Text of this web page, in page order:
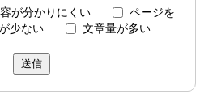
が分かりにくい
ページを
少ない 文章量が多い
送信